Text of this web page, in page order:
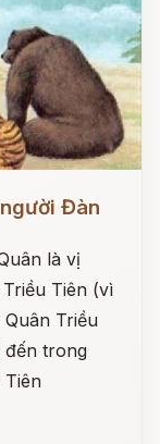
Đàn
là vị
Tiên (vì
Triều
đến trong
Tiên